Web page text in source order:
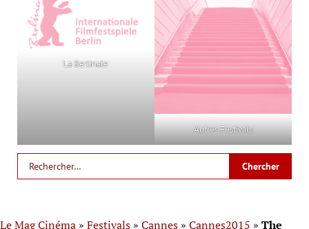
La Berlinale
Autres Festivals
Le Mag Cinéma » Festivals » Cannes » Cannes2015 » The